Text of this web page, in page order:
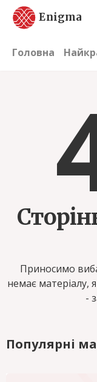
Enigma
Головна
Приносимо
немає матеріалу,
-
Популярні